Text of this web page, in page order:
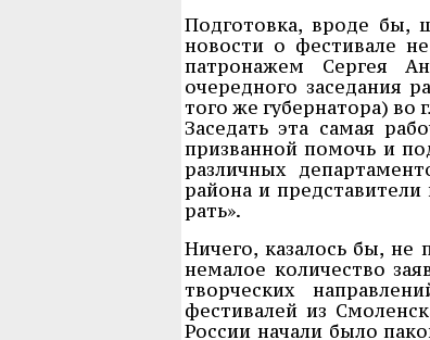
Подготовка, вроде бы,
новости о фестивале
патронажем Сергея
очередного заседания
того же губернатора) во
Заседать эта самая
призванной помочь и
различных
района и
рать».
Ничего, казалось бы, не
немалое количество
творческих
фестивалей из
России начали было